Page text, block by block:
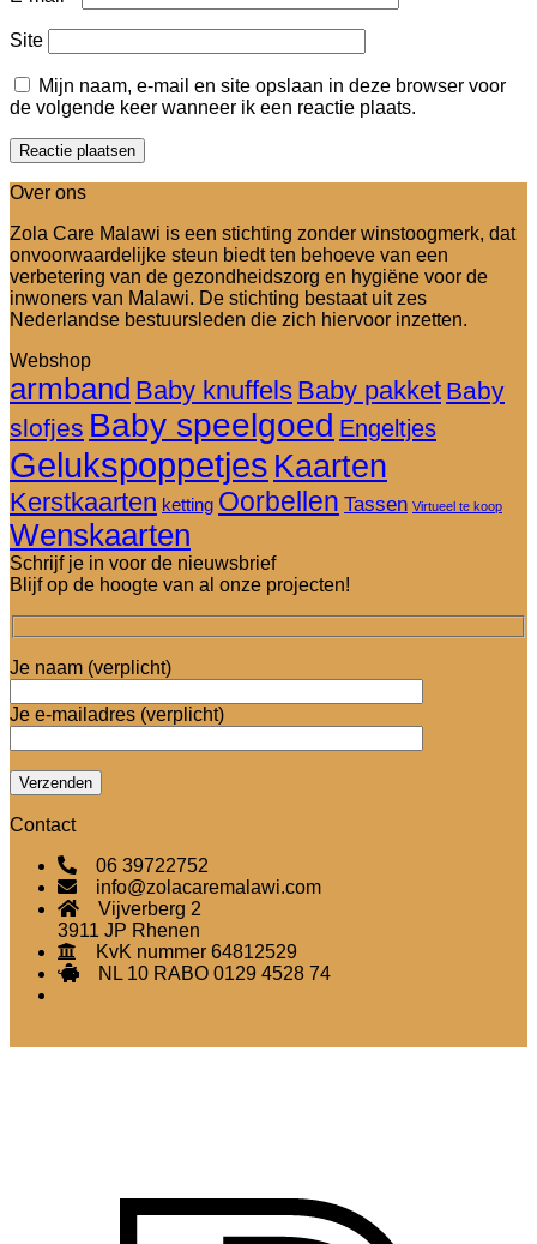
Site
Mijn naam, e-mail en site opslaan in deze browser voor
de volgende keer wanneer ik een reactie plaats.
Over ons
Zola Care Malawi is een stichting zonder winstoogmerk, dat
onvoorwaardelijke steun biedt ten behoeve van een
verbetering van de gezondheidszorg en hygiëne voor de
inwoners van Malawi. De stichting bestaat uit zes
Nederlandse bestuursleden die zich hiervoor inzetten.
Webshop
armband Baby knuffels Baby pakket Baby
slofjes Baby speelgoed Engeltjes
Gelukspoppetjes Kaarten
Kerstkaarten ketting Oorbellen Tassen Virtueel te koop
Wenskaarten
Schrijf je in voor de nieuwsbrief
Blijf op de hoogte van al onze projecten!
Je naam (verplicht)
Je e-mailadres (verplicht)
Contact
06 39722752
info@zolacaremalawi.com
Vijverberg 2
3911 JP Rhenen
KvK nummer 64812529
NL 10 RABO 0129 4528 74